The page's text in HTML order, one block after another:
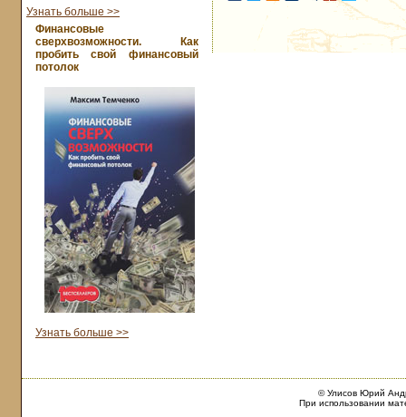
Узнать больше >>
Финансовые
сверхвозможности. Как
пробить свой финансовый
потолок
Узнать больше >>
© Улисов Юрий
При использовании